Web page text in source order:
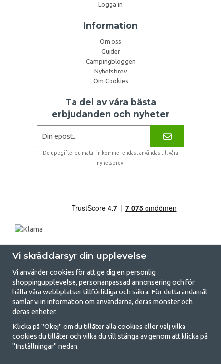
Logga in
Information
Om oss
Guider
Campingbloggen
Nyhetsbrev
Om Cookies
Ta del av våra bästa
erbjudanden och nyheter
De uppgifter du matar in kommer endast användas till våra
nyhetsbrev.
GetCamping.se - Din butik för camping
och uteliv
Att campa kan antingen vara en livsstil eller ett sätt att samla familjen
för ett gemensamt äventyr. Oavsett vilken kategori du tillhör hittar du
Vi skräddarsyr din upplevelse
Vi använder cookies för att ge dig en personlig
shoppingupplevelse, personanpassad annonsering och för
hålla våra webbplatser tillförlitliga och säkra. För detta ändamål
samlar vi in information om användarna, deras mönster och
deras enheter.
Klicka på "Okej" om du tillåter alla cookies eller välj vilka
cookies du tillåter och vilka du vill stänga av genom att klicka på
"Inställningar" nedan.